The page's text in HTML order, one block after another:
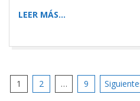
LEER MÁS…
Paginación
1 2 … 9